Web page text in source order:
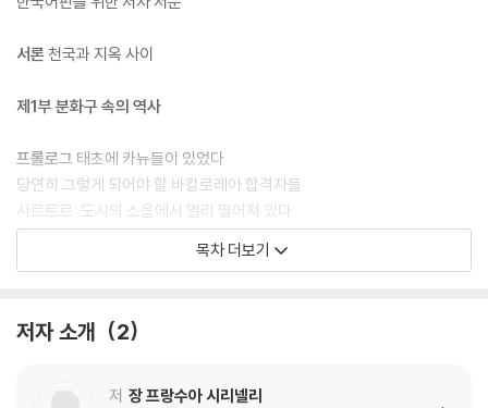
서론 천국과 지옥 사이
제1부 분화구 속의 역사
프롤로그 태초에 카뉴들이 있었다
당연히 그렇게 되어야 할 바칼로레아 합격자들
사르트르: 도시의 소음에서 멀리 떨어져 있다
“고등사범”, 또는 순진함의 시기
1차 세계대전을 모면한 세대
사르트르, 또는 초연의 시기
목차 더보기
저자 소개 2
저 장 프랑수아 시리넬리